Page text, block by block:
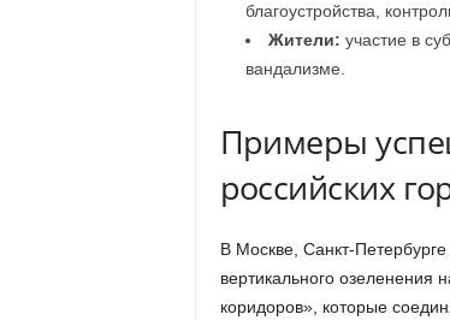
благоустройства,
Жители: участие в
вандализме.
Примеры
российских
В Москве, Санкт-
вертикального озеленения
коридоров», которые